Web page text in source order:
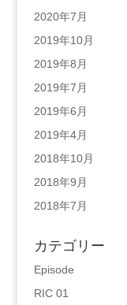
2020年7月
2019年10月
2019年8月
2019年7月
2019年6月
2019年4月
2018年10月
2018年9月
2018年7月
カテゴリー
Episode
RIC 01